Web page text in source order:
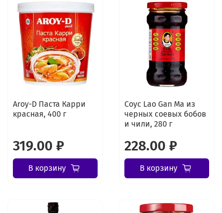
Aroy-D Паста Карри
красная, 400 г
319.00 ₽
В корзину
Соус Lao Gan Ma из
черных соевых бобов
и чили, 280 г
228.00 ₽
В корзину